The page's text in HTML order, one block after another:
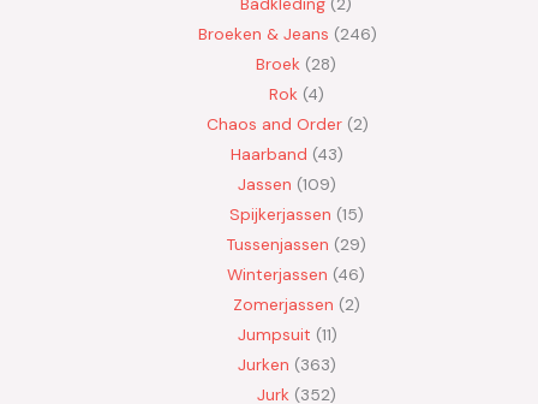
Broeken & Jeans 246
Broek 28
Rok 4
Chaos and Order 2
Haarband 43
Jassen 109
Spijkerjassen 15
Tussenjassen 29
Winterjassen 46
Zomerjassen 2
Jumpsuit 11
Jurken 363
Jurk 352